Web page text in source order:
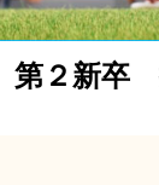
第２新卒